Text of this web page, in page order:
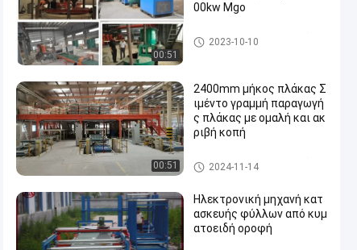
00:51
00kw Mgo
Γραμμή παραγωγής πλακών α
πό ίνες τσιμέντου
2023-10-10
00:51
2400mm μήκος πλάκας Σ
ιμέντο γραμμή παραγωγή
ς πλάκας με ομαλή και ακ
ριβή κοπή
Γραμμή παραγωγής πλακών α
πό ίνες τσιμέντου
2024-11-14
Ηλεκτρονική μηχανή κατ
ασκευής φύλλων από κυμ
ατοειδή οροφή